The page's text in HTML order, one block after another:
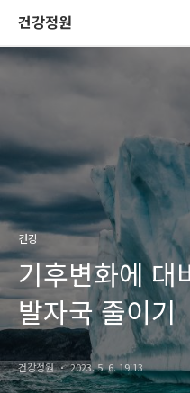
건강정원
건강
기후변화에 대
발자국 줄이기
건강정원 2023. 5. 6. 19:13